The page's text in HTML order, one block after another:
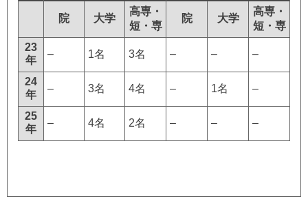
院 大学
高専・
短・専
院 大学
高専・
短・専
23
年
– 1名 3名 – – –
24
年
– 3名 4名 – 1名 –
25
年
– 4名 2名 – – –